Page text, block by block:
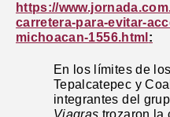
https://
carretera-para-evitar-
michoacan-1556.html :
En los límites de
Tepalcatepec y
integrantes del